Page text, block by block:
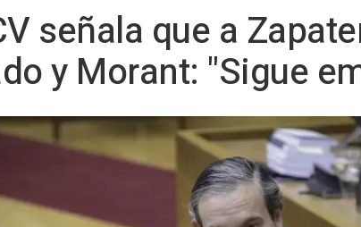
señala que a
y Morant: "Sigue